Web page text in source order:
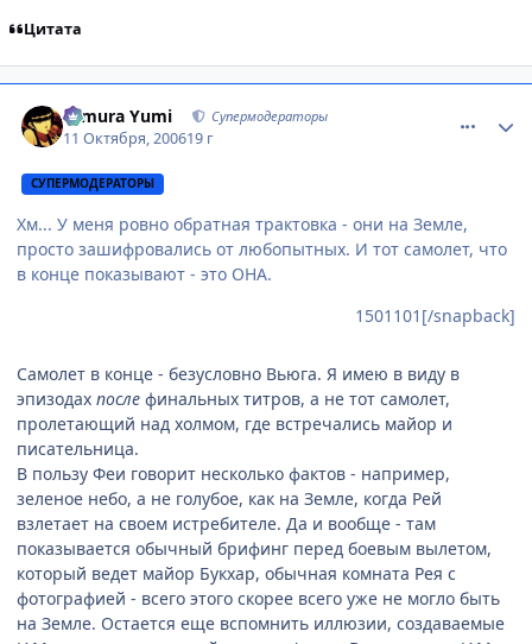
Цитата
Himura Yumi Супермодераторы
11 Октября, 200619 г
СУПЕРМОДЕРАТОРЫ
Хм... У меня ровно обратная трактовка - они на Земле,
просто зашифровались от любопытных. И тот самолет, что
в конце показывают - это ОНА.
1501101[/snapback]
Самолет в конце - безусловно Вьюга. Я имею в виду в
эпизодах после финальных титров, а не тот самолет,
пролетающий над холмом, где встречались майор и
писательница.
В пользу Феи говорит несколько фактов - например,
зеленое небо, а не голубое, как на Земле, когда Рей
взлетает на своем истребителе. Да и вообще - там
показывается обычный брифинг перед боевым вылетом,
который ведет майор Букхар, обычная комната Рея с
фотографией - всего этого скорее всего уже не могло быть
на Земле. Остается еще вспомнить иллюзии, создаваемые